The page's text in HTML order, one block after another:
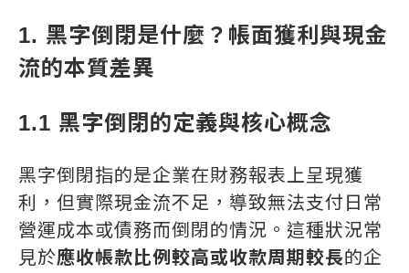
1. 黑字倒閉是什麼？帳面獲利與現金
流的本質差異
1.1 黑字倒閉的定義與核心概念
黑字倒閉指的是企業在財務報表上呈現獲
利，但實際現金流不足，導致無法支付日常
營運成本或債務而倒閉的情況。這種狀況常
見於應收帳款比例較高或收款周期較長的企